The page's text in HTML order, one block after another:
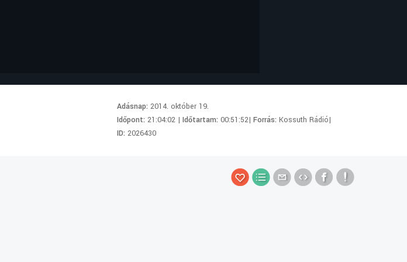
Adásnap:2014. október 19.
Időpont:21:04:02 |Időtartam:00:51:52|Forrás:Kossuth Rádió|
ID:2026430